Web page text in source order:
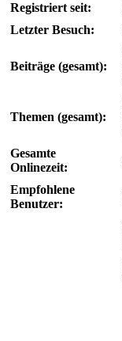
Registriert seit:
Letzter Besuch:
Beiträge (gesamt):
Themen (gesamt):
Gesamte
Onlinezeit:
Empfohlene
Benutzer: